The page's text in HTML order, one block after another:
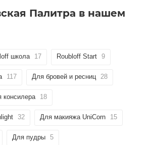
Палитра в нашем
школа 17 Roubloff Start 9
117 Для бровей и ресниц 28
консилера 18
32 Для макияжа UniCorn 15
Для пудры 5